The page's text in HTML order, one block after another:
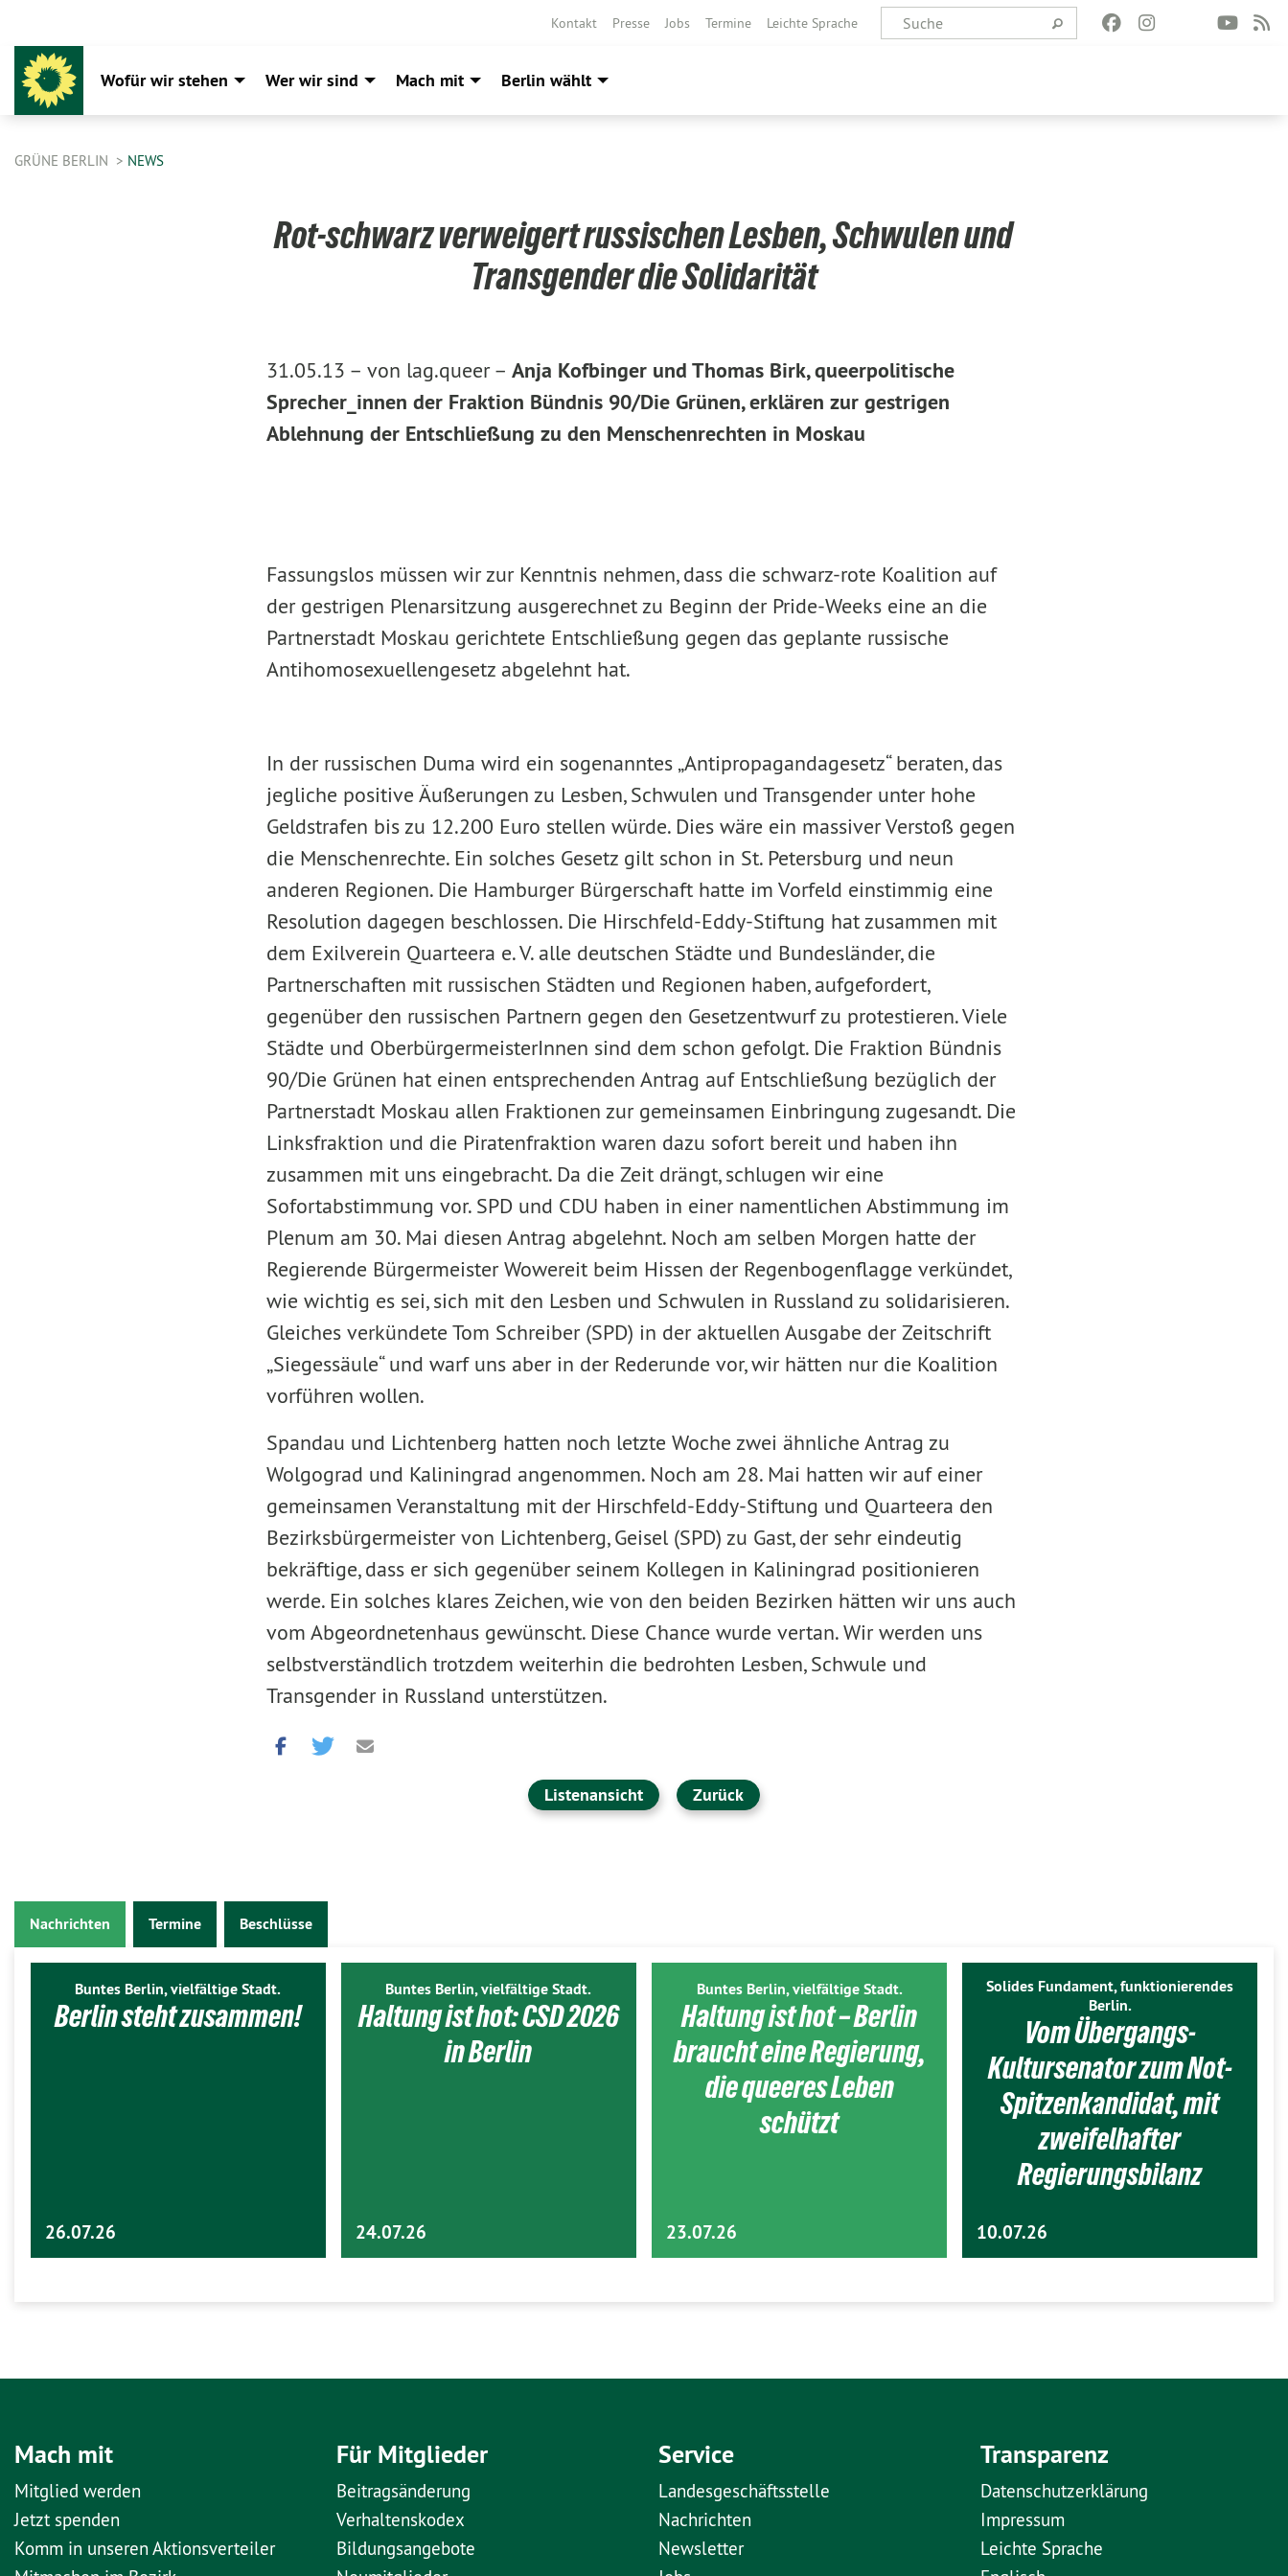
Kontakt Presse Jobs Termine Leichte Sprache
Wofür wir stehen Wer wir sind Mach mit Berlin wählt
GRÜNE BERLIN NEWS
Rot-schwarz verweigert russischen Lesben, Schwulen und
Transgender die Solidarität
31.05.13 – von lag.queer – Anja Kofbinger und Thomas Birk, queerpolitische
Sprecher_innen der Fraktion Bündnis 90/Die Grünen, erklären zur gestrigen
Ablehnung der Entschließung zu den Menschenrechten in Moskau
Fassungslos müssen wir zur Kenntnis nehmen, dass die schwarz-rote Koalition auf
der gestrigen Plenarsitzung ausgerechnet zu Beginn der Pride-Weeks eine an die
Partnerstadt Moskau gerichtete Entschließung gegen das geplante russische
Antihomosexuellengesetz abgelehnt hat.
In der russischen Duma wird ein sogenanntes „Antipropagandagesetz“ beraten, das
jegliche positive Äußerungen zu Lesben, Schwulen und Transgender unter hohe
Geldstrafen bis zu 12.200 Euro stellen würde. Dies wäre ein massiver Verstoß gegen
die Menschenrechte. Ein solches Gesetz gilt schon in St. Petersburg und neun
anderen Regionen. Die Hamburger Bürgerschaft hatte im Vorfeld einstimmig eine
Resolution dagegen beschlossen. Die Hirschfeld-Eddy-Stiftung hat zusammen mit
dem Exilverein Quarteera e. V. alle deutschen Städte und Bundesländer, die
Partnerschaften mit russischen Städten und Regionen haben, aufgefordert,
gegenüber den russischen Partnern gegen den Gesetzentwurf zu protestieren. Viele
Städte und OberbürgermeisterInnen sind dem schon gefolgt. Die Fraktion Bündnis
90/Die Grünen hat einen entsprechenden Antrag auf Entschließung bezüglich der
Partnerstadt Moskau allen Fraktionen zur gemeinsamen Einbringung zugesandt. Die
Linksfraktion und die Piratenfraktion waren dazu sofort bereit und haben ihn
zusammen mit uns eingebracht. Da die Zeit drängt, schlugen wir eine
Sofortabstimmung vor. SPD und CDU haben in einer namentlichen Abstimmung im
Plenum am 30. Mai diesen Antrag abgelehnt. Noch am selben Morgen hatte der
Regierende Bürgermeister Wowereit beim Hissen der Regenbogenflagge verkündet,
wie wichtig es sei, sich mit den Lesben und Schwulen in Russland zu solidarisieren.
Gleiches verkündete Tom Schreiber (SPD) in der aktuellen Ausgabe der Zeitschrift
„Siegessäule“ und warf uns aber in der Rederunde vor, wir hätten nur die Koalition
vorführen wollen.
Spandau und Lichtenberg hatten noch letzte Woche zwei ähnliche Antrag zu
Wolgograd und Kaliningrad angenommen. Noch am 28. Mai hatten wir auf einer
gemeinsamen Veranstaltung mit der Hirschfeld-Eddy-Stiftung und Quarteera den
Bezirksbürgermeister von Lichtenberg, Geisel (SPD) zu Gast, der sehr eindeutig
bekräftige, dass er sich gegenüber seinem Kollegen in Kaliningrad positionieren
werde. Ein solches klares Zeichen, wie von den beiden Bezirken hätten wir uns auch
vom Abgeordnetenhaus gewünscht. Diese Chance wurde vertan. Wir werden uns
selbstverständlich trotzdem weiterhin die bedrohten Lesben, Schwule und
Transgender in Russland unterstützen.
Listenansicht Zurück
Nachrichten Termine Beschlüsse
Buntes Berlin, vielfältige Stadt.
Berlin steht zusammen!
26.07.26
Buntes Berlin, vielfältige Stadt.
Haltung ist hot: CSD 2026
in Berlin
24.07.26
Buntes Berlin, vielfältige Stadt.
Haltung ist hot – Berlin
braucht eine Regierung,
die queeres Leben
schützt
23.07.26
Solides Fundament, funktionierendes
Berlin.
Vom Übergangs-
Kultursenator zum Not-
Spitzenkandidat, mit
zweifelhafter
Regierungsbilanz
10.07.26
Mach mit
Mitglied werden
Jetzt spenden
Komm in unseren Aktionsverteiler
Für Mitglieder
Beitragsänderung
Verhaltenskodex
Bildungsangebote
Service
Landesgeschäftsstelle
Nachrichten
Newsletter
Transparenz
Datenschutzerklärung
Impressum
Leichte Sprache